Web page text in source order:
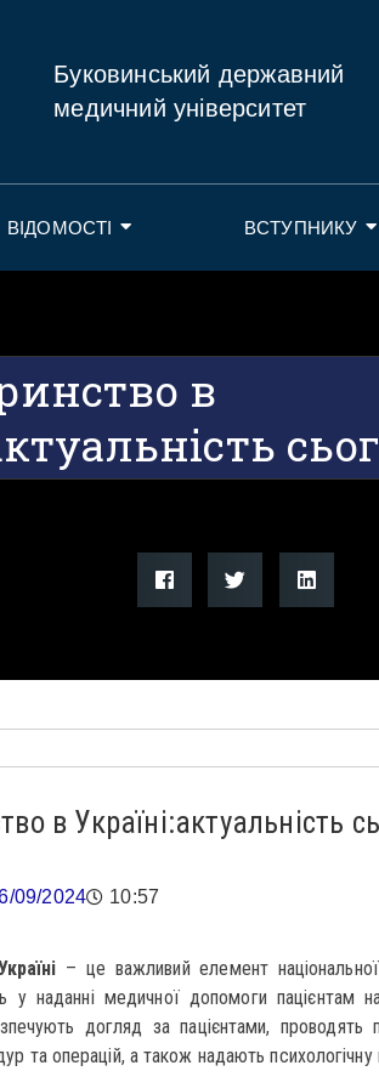
Буковинський державний
медичний університет
ВІДОМОСТІ ВСТУПНИКУ
в
в Україні:актуальність
09/2024 10:57
– це важливий елемент
у наданні медичної допомоги пацієнтам
догляд за пацієнтами, проводять
та операцій, а також надають